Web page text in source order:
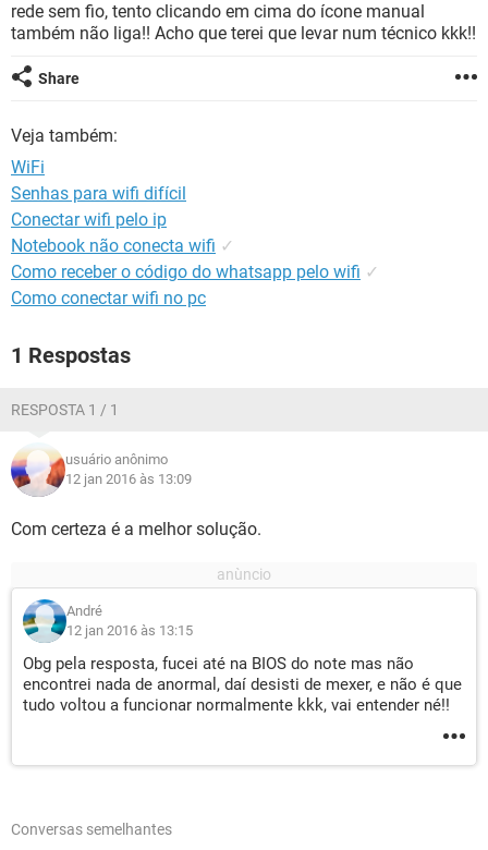
INSTAGRAM GMAIL
OUTLOOK EXCEL
INSTAGRAM
rede sem fio, tento clicando em cima do ícone manual
também não liga!! Acho que terei que levar num técnico kkk!!
Share
Veja também:
WiFi
Senhas para wifi difícil
Conectar wifi pelo ip
Notebook não conecta wifi ✓
Como receber o código do whatsapp pelo wifi ✓
Como conectar wifi no pc
1 Respostas
RESPOSTA 1 / 1
usuário anônimo
12 jan 2016 às 13:09
Com certeza é a melhor solução.
André
12 jan 2016 às 13:15
Obg pela resposta, fucei até na BIOS do note mas não
encontrei nada de anormal, daí desisti de mexer, e não é que
tudo voltou a funcionar normalmente kkk, vai entender né!!
Conversas semelhantes